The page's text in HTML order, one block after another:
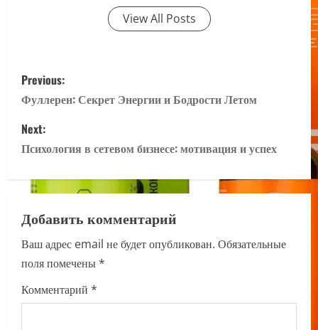
View All Posts
P
o
s
t
n
a
v
i
g
Previous:
Фуллерен: Секрет Энергии и Бодрости Летом
Next:
Психология в сетевом бизнесе: мотивация и успех
Добавить комментарий
Ваш адрес email не будет опубликован. Обязательные
поля помечены*
Комментарий *